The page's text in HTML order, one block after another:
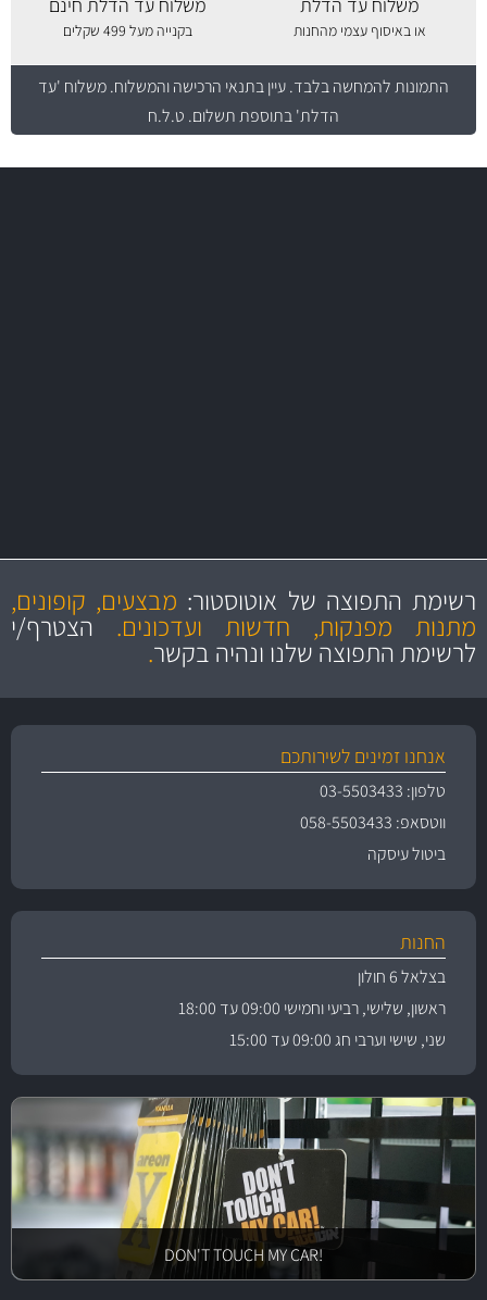
או באיסוף עצמי מהחנות בקנייה מעל 499 שקלים
התמונות להמחשה בלבד.עיין בתנאי הרכישה והמשלוח. משלוח 'עד
הדלת' בתוספת תשלום. ט.ל.ח
מקצועיות
ושירות מצויין
מחירים
הוגנים
והיצע מוצרים איכותירשימת התפוצה של אוטוסטור: מבצעים, קופונים,
מתנות מפנקות, חדשות ועדכונים.הצטרף/י
לרשימת התפוצה שלנו ונהיה בקשר.
אנחנו זמינים לשירותכם
טלפון: 03-5503433
ווטסאפ: 058-5503433
ביטול עיסקה
החנות
בצלאל 6 חולון
ראשון, שלישי, רביעי וחמישי 09:00 עד 18:00
שני, שישי וערבי חג 09:00 עד 15:00
!DON'T TOUCH MY CAR